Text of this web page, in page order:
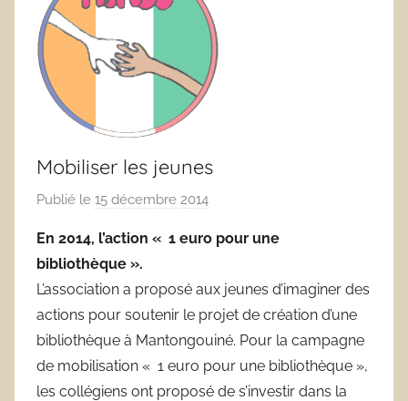
Mobiliser les jeunes
Publié le 15 décembre 2014
r
d
m
i
n
d
En 2014, l’action « 1 euro pour une
bibliothèque ».
L’association a proposé aux jeunes d’imaginer des
actions pour soutenir le projet de création d’une
bibliothèque à Mantongouiné. Pour la campagne
de mobilisation « 1 euro pour une bibliothèque »,
les collégiens ont proposé de s’investir dans la